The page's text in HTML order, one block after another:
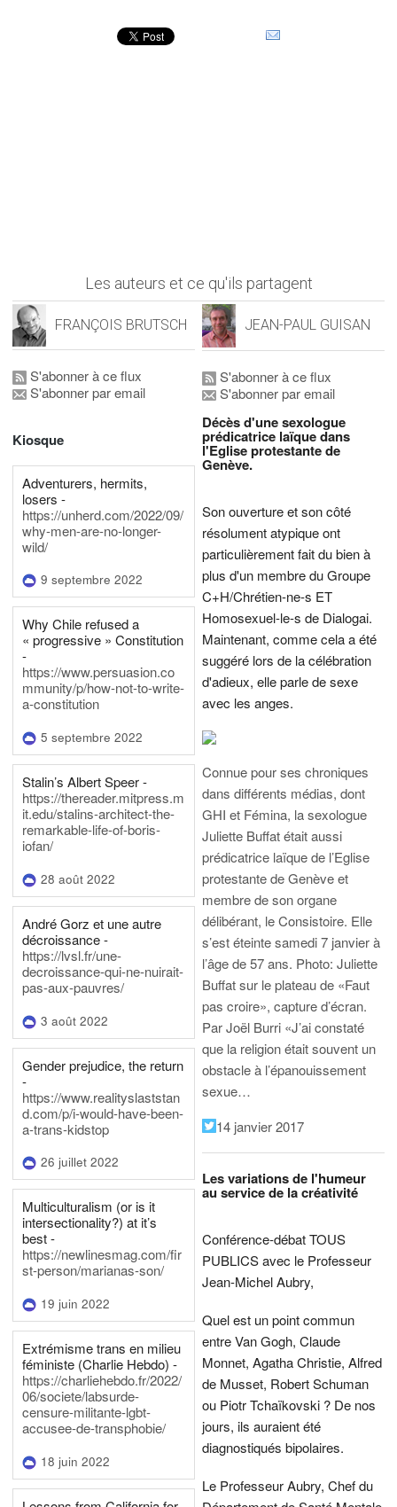
Les auteurs et ce qu'ils partagent
FRANÇOIS BRUTSCH
S'abonner à ce flux
S'abonner par email
Kiosque
Adventurers, hermits,
losers -
https://unherd.com/2022/09/
why-men-are-no-longer-
wild/
9 septembre 2022
Why Chile refused a
« progressive » Constitution
-
https://www.persuasion.co
mmunity/p/how-not-to-write-
a-constitution
5 septembre 2022
Stalin’s Albert Speer -
https://thereader.mitpress.m
it.edu/stalins-architect-the-
remarkable-life-of-boris-
iofan/
28 août 2022
André Gorz et une autre
décroissance -
https://lvsl.fr/une-
decroissance-qui-ne-nuirait-
pas-aux-pauvres/
3 août 2022
Gender prejudice, the return
-
https://www.realityslaststan
d.com/p/i-would-have-been-
a-trans-kidstop
26 juillet 2022
Multiculturalism (or is it
intersectionality?) at it’s
best -
https://newlinesmag.com/fir
st-person/marianas-son/
19 juin 2022
Extrémisme trans en milieu
féministe (Charlie Hebdo) -
https://charliehebdo.fr/2022/
06/societe/labsurde-
censure-militante-lgbt-
accusee-de-transphobie/
18 juin 2022
JEAN-PAUL GUISAN
S'abonner à ce flux
S'abonner par email
Décès d'une sexologue
prédicatrice laïque dans
l'Eglise protestante de
Genève.
Son ouverture et son côté
résolument atypique ont
particulièrement fait du bien à
plus d'un membre du Groupe
C+H/Chrétien-ne-s ET
Homosexuel-le-s de Dialogai.
Maintenant, comme cela a été
suggéré lors de la célébration
d'adieux, elle parle de sexe
avec les anges.
Connue pour ses chroniques
dans différents médias, dont
GHI et Fémina, la sexologue
Juliette Buffat était aussi
prédicatrice laïque de l’Eglise
protestante de Genève et
membre de son organe
délibérant, le Consistoire. Elle
s’est éteinte samedi 7 janvier à
l’âge de 57 ans. Photo: Juliette
Buffat sur le plateau de «Faut
pas croire», capture d’écran.
Par Joël Burri «J’ai constaté
que la religion était souvent un
obstacle à l’épanouissement
sexue…
14 janvier 2017
Les variations de l'humeur
au service de la créativité
Conférence-débat TOUS
PUBLICS avec le Professeur
Jean-Michel Aubry,
Quel est un point commun
entre Van Gogh, Claude
Monnet, Agatha Christie, Alfred
de Musset, Robert Schuman
ou Piotr Tchaïkovski ? De nos
jours, ils auraient été
diagnostiqués bipolaires.
Le Professeur Aubry, Chef du